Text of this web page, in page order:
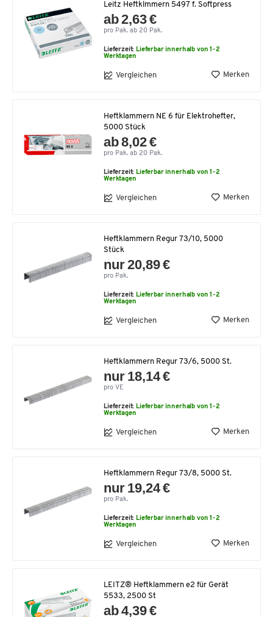
Leitz Heftklmmern 5497 f. Softpress
ab 2,63 €
pro Pak. ab 20 Pak.
Lieferzeit:Lieferbar innerhalb von 1-2
Werktagen
Vergleichen Merken
Heftklammern NE 6 für Elektrohefter,
5000 Stück
ab 8,02 €
pro Pak. ab 20 Pak.
Lieferzeit:Lieferbar innerhalb von 1-2
Werktagen
Vergleichen Merken
Heftklammern Regur 73/10, 5000
Stück
nur 20,89 €
pro Pak.
Lieferzeit:Lieferbar innerhalb von 1-2
Werktagen
Vergleichen Merken
Heftklammern Regur 73/6, 5000 St.
nur 18,14 €
pro VE
Lieferzeit:Lieferbar innerhalb von 1-2
Werktagen
Vergleichen Merken
Heftklammern Regur 73/8, 5000 St.
nur 19,24 €
pro Pak.
Lieferzeit:Lieferbar innerhalb von 1-2
Werktagen
Vergleichen Merken
LEITZ® Heftklammern e2 für Gerät
5533, 2500 St
ab 4,39 €